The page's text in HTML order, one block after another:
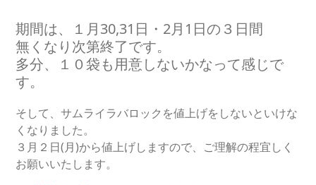
期間は、１月30,31日・2月1日の３日間
無くなり次第終了です。
多分、１０袋も用意しないかなって感じで
す。
そして、サムライラバロックを値上げをしないといけな
くなりました。
３月２日(月)から値上げしますので、ご理解の程宜しく
お願いいたします。